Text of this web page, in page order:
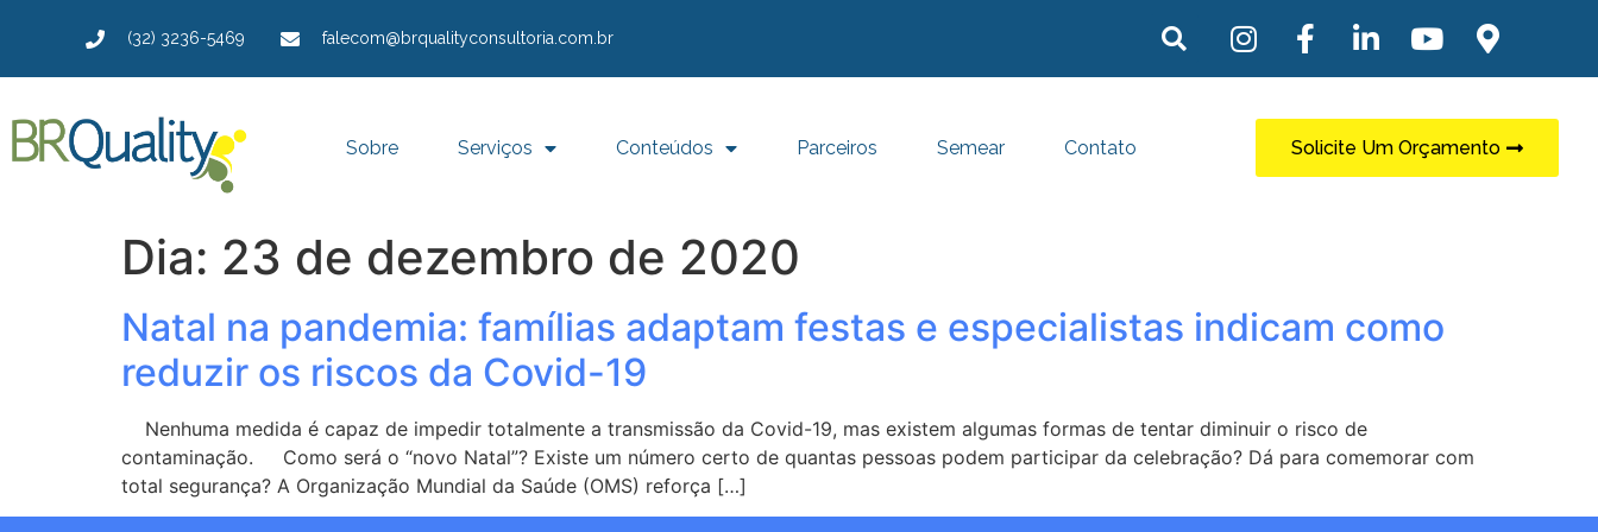
(32) 3236-5469 falecom@brqualityconsultoria.com.br
Sobre Serviços Conteúdos Parceiros Semear Contato Solicite Um Orçamento
Dia: 23 de dezembro de 2020
Natal na pandemia: famílias adaptam festas e especialistas indicam como
reduzir os riscos da Covid-19
Nenhuma medida é capaz de impedir totalmente a transmissão da Covid-19, mas existem algumas formas de tentar diminuir o risco de
contaminação. Como será o “novo Natal”? Existe um número certo de quantas pessoas podem participar da celebração? Dá para comemorar com
total segurança? A Organização Mundial da Saúde (OMS) reforça […]